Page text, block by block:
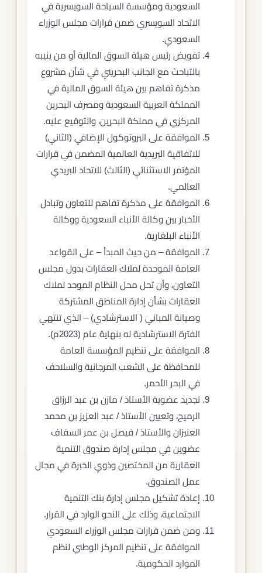
السعودية ومؤسسة السياحة السويسرية في
الاتحاد السويسري ضمن قرارات مجلس الوزراء
السعودي.
تفويض رئيس هيئة السوق المالية أو من ينيبه
بالتباحث مع الجانب البحريني في شأن مشروع
مذكرة تفاهم بين هيئة السوق المالية في
المملكة العربية السعودية ومصرف البحرين
المركزي في مملكة البحرين، والتوقيع عليه.
الموافقة على البروتوكول الإضافي (الثاني)
للاتفاقية البريدية العالمية المضمن في قرارات
المؤتمر الاستثنائي (الثالث) للاتحاد البريدي
العالمي.
الموافقة على مذكرة تفاهم للتعاون وتبادل
الأخبار بين وكالة الأنباء السعودية ووكالة
الأنباء البلغارية.
الموافقة – من حيث المبدأ – على القواعد
العامة الموحدة لملاك العقارات بدول مجلس
التعاون، وأن تحل محل النظام الموحد لملاك
العقارات بشأن إدارة المناطق المشتركة
وصيانة المباني ( الاسترشادي) – الذي تنتهي
الفترة الاسترشادية له بنهاية عام (2023م).
الموافقة على تنظيم المؤسسة العامة
للمحافظة على الشعب المرجانية والسلاحف
في البحر الأحمر.
تجديد عضوية الأستاذ / مازن بن عبد الرزاق
الرميح، وتعيين الأستاذ / عبد العزيز بن محمد
العنيزان والأستاذ / فيصل بن عمر السقاف
عضوين في مجلس إدارة صندوق التنمية
العقارية من المختصين وذوي الخبرة في مجال
عمل الصندوق.
إعادة تشكيل مجلس إدارة بنك التنمية
الاجتماعية، وذلك على النحو الوارد في القرار.
ومن ضمن قرارات مجلس الوزراء السعودي
الموافقة على تنظيم المركز الوطني لنظم
الموارد الحكومية.